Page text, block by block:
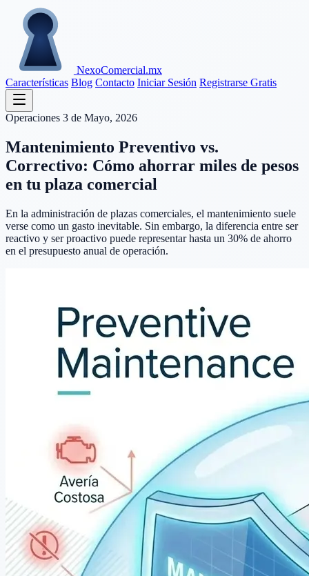
NexoComercial.mx
Características Blog Contacto Iniciar Sesión Registrarse Gratis
Operaciones 3 de Mayo, 2026
Mantenimiento Preventivo vs.
Correctivo: Cómo ahorrar miles de pesos
en tu plaza comercial
En la administración de plazas comerciales, el mantenimiento suele
verse como un gasto inevitable. Sin embargo, la diferencia entre ser
reactivo y ser proactivo puede representar hasta un 30% de ahorro
en el presupuesto anual de operación.